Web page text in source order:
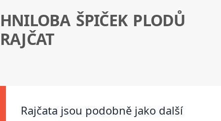
HNILOBA ŠPIČEK PLODŮ
RAJČAT
Rajčata jsou podobně jako další